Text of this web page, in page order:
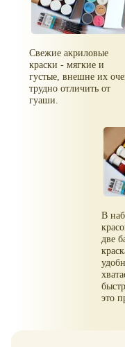
Свежие акриловые
краски - мягкие и
густые, внешне их
трудно отличить от
гуаши.
В
две
это